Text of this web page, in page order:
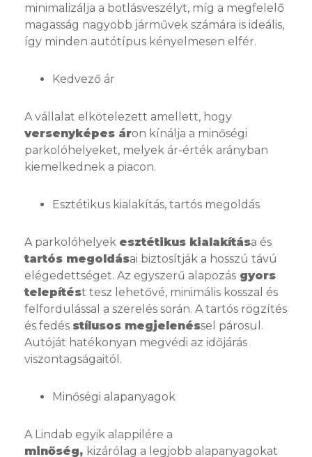
minimalizálja a botlásveszélyt, míg a megfelelő
magasság nagyobb járművek számára is ideális,
így minden autótípus kényelmesen elfér.
Kedvező ár
A vállalat elkötelezett amellett, hogy
versenyképes áron kínálja a minőségi
parkolóhelyeket, melyek ár-érték arányban
kiemelkednek a piacon.
Esztétikus kialakítás, tartós megoldás
A parkolóhelyek esztétikus kialakítása és
tartós megoldásai biztosítják a hosszú távú
elégedettséget. Az egyszerű alapozás gyors
telepítést tesz lehetővé, minimális kosszal és
felfordulással a szerelés során. A tartós rögzítés
és fedés stílusos megjelenéssel párosul.
Autóját hatékonyan megvédi az időjárás
viszontagságaitól.
Minőségi alapanyagok
A Lindab egyik alappilére a
minőség, kizárólag a legjobb alapanyagokat